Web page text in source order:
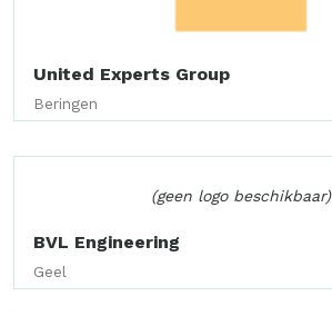
United Experts Group
Beringen
(geen logo beschikbaar)
BVL Engineering
Geel